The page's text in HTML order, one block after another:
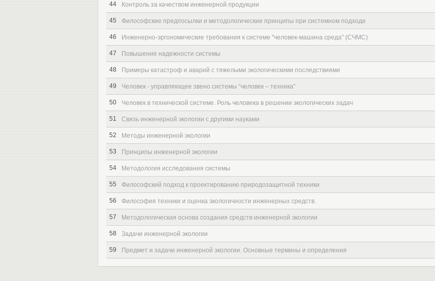
44 Контроль за качеством инженерной продукции
45 Философские предпосылки и методологические принципы при системном подходе
46 Инженерно-эргономические требования к системе "человек-машина среда" (СЧМС)
47 Повышение надежности системы
48 Примеры катастроф и аварий с тяжелыми экологическими последствиями
49 Человек - управляющее звено системы “человек – техника”
50 Человек в технической системе. Роль человека в решении экологических задач
51 Связь инженерной экологии с другими науками
52 Методы инженерной экологии
53 Принципы инженерной экологии
54 Методология исследования системы
55 Философский подход к проектированию природозащитной техники
56 Философия техники и оценка экологичности инженерных средств.
57 Методологическая основа создания средств инженерной экологии
58 Задачи инженерной экологии
59 Предмет и задачи инженерной экологии. Основные термины и определения